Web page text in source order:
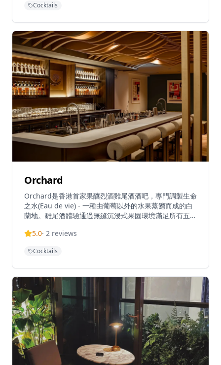
變成一個充滿活力的舞蹈場所，為尋求在超凡脫俗環境中
Cocktails
Orchard
Orchard是香港首家果釀烈酒雞尾酒酒吧，專門調製生命
之水(Eau de vie) - 一種由葡萄以外的水果蒸餾而成的白
蘭地。雞尾酒體驗通過無縫沉浸式果園環境滿足所有五
內設計，提供令人驚艷的果味雞尾酒和新鮮食材。
尾酒如「香港港」東方風格果釀烈酒雞尾酒。
5.0· 2 reviews
Cocktails